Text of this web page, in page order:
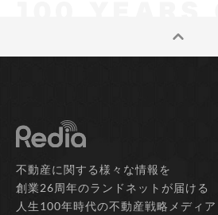
不動産に関する様々な情報を
創業26周年のランドネットが届ける
人生100年時代の不動産戦略メディア